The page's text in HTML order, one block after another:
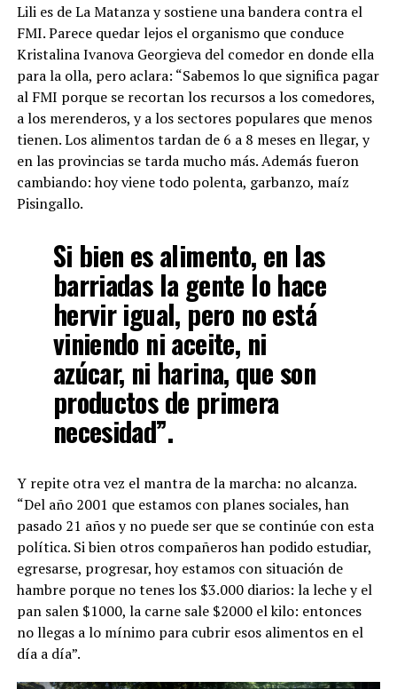
Lili es de La Matanza y sostiene una bandera contra el
FMI. Parece quedar lejos el organismo que conduce
Kristalina Ivanova Georgieva del comedor en donde ella
para la olla, pero aclara: “Sabemos lo que significa pagar
al FMI porque se recortan los recursos a los comedores,
a los merenderos, y a los sectores populares que menos
tienen. Los alimentos tardan de 6 a 8 meses en llegar, y
en las provincias se tarda mucho más. Además fueron
cambiando: hoy viene todo polenta, garbanzo, maíz
Pisingallo.
Si bien es alimento, en las
barriadas la gente lo hace
hervir igual, pero no está
viniendo ni aceite, ni
azúcar, ni harina, que son
productos de primera
necesidad”.
Y repite otra vez el mantra de la marcha: no alcanza.
“Del año 2001 que estamos con planes sociales, han
pasado 21 años y no puede ser que se continúe con esta
política. Si bien otros compañeros han podido estudiar,
egresarse, progresar, hoy estamos con situación de
hambre porque no tenes los $3.000 diarios: la leche y el
pan salen $1000, la carne sale $2000 el kilo: entonces
no llegas a lo mínimo para cubrir esos alimentos en el
día a día”.